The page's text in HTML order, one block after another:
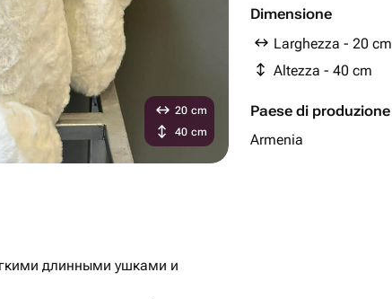
Dimensione
Larghezza - 20 cm
Altezza - 40 cm
Paese di produzione
Armenia
20 cm
40 cm
длинными ушками и